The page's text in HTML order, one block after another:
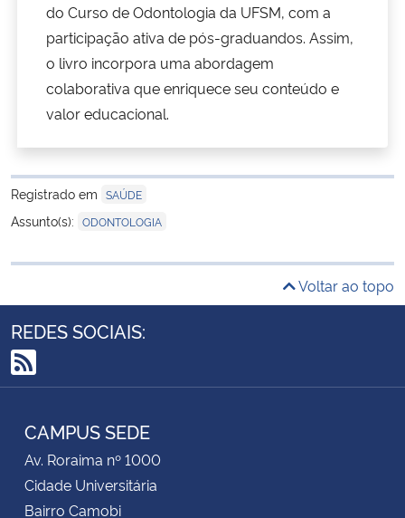
do Curso de Odontologia da UFSM, com a
participação ativa de pós-graduandos. Assim,
o livro incorpora uma abordagem
colaborativa que enriquece seu conteúdo e
valor educacional.
Registrado em SAÚDE
Assunto(s): ODONTOLOGIA
Voltar ao topo
REDES SOCIAIS:
RSS
CAMPUS SEDE
Av. Roraima nº 1000
Cidade Universitária
Bairro Camobi